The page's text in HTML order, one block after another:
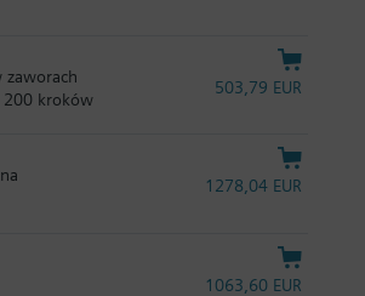
200 kroków
503,79 EUR
1278,04 EUR
1063,60 EUR